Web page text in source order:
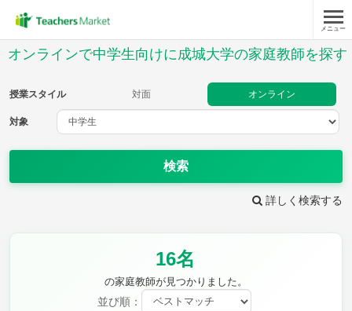
メニュー
オンラインで中学生向けに成城大学の家庭教師を探す
授業スタイル 対面 オンライン
対象
検索
詳しく検索する
16名
の家庭教師が見つかりました。
並び順：
教科
音楽